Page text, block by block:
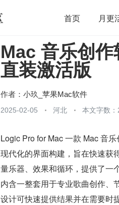
首页 月更
开源 架构
团队管理 程序员
Mac 音乐创
直装激活版
作者： 小玖_苹果Mac软件
2025-02-05 河北 本文字数
Logic Pro for Mac 一款 Mac 音
现代化的界面构建，旨在快速获
量乐器、效果和循环，提供了一
内含一整套用于专业歌曲创作、
设计可快速提供结果并在需要时